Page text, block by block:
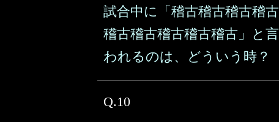
試合中に「稽古稽古稽古稽古
稽古稽古稽古稽古稽古」と言
われるのは、どういう時？
Q.10